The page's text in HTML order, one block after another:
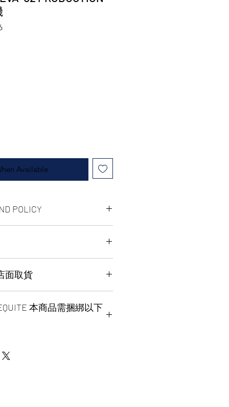
Available
POLICY
shipping method, please
wechat, instagram , email,
before place order.
pleace contact us before
面取貨
place your order
6:00pm EST order will
day pick up. our pick up
：SPLENDID CHINA
本商品需捆綁以下